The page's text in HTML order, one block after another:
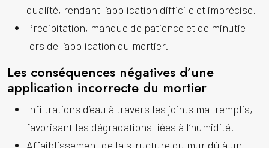
qualité, rendant l’application difficile et imprécise.
Précipitation, manque de patience et de minutie
lors de l’application du mortier.
Les conséquences négatives d’une
application incorrecte du mortier
Infiltrations d’eau à travers les joints mal remplis,
favorisant les dégradations liées à l’humidité.
Affaiblissement de la structure du mur dû à un